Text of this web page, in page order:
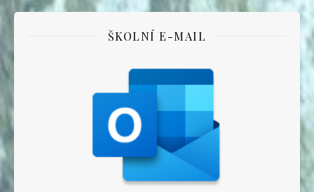
ŠKOLNÍ E-MAIL